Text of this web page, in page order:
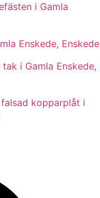
i Gamla
Enskede, Enskede
i Gamla Enskede,
kopparplåt i